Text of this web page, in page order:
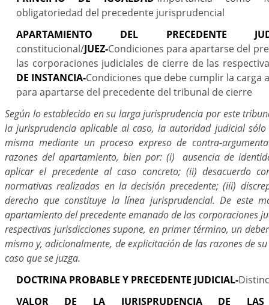
obligatoriedad del precedente jurisprudencial
APARTAMIENTO DEL PRECEDENTE
constitucional/JUEZ-Condiciones para apartarse del
las corporaciones judiciales de cierre de las
DE INSTANCIA-Condiciones que debe cumplir la carga
para apartarse del precedente del tribunal de cierre
Según lo establecido en su larga jurisprudencia por este
la jurisprudencia aplicable al caso, la autoridad judicial
misma mediante un proceso expreso de contra-
razones del apartamiento, bien por: (i) ausencia de
aplicar el precedente al caso concreto; (ii) desacuerdo
normativas realizadas en la decisión precedente; (iii)
derecho que constituye la línea jurisprudencial. De este
apartamiento del precedente emanado de las corporaciones
respectivas jurisdicciones supone, en primer término, un
mismo y, adicionalmente, de explicitación de las razones de
caso que se juzga.
DOCTRINA PROBABLE Y PRECEDENTE JUDICIAL-
VALOR DE LA JURISPRUDENCIA DE LAS